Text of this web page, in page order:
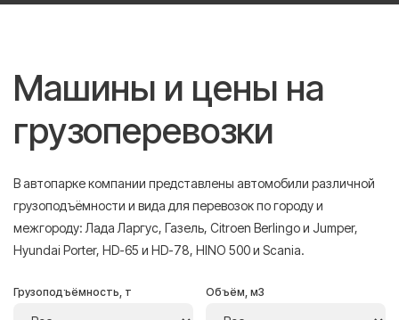
Машины и цены на
грузоперевозки
В автопарке компании представлены автомобили различной
грузоподъёмности и вида для перевозок по городу и
межгороду: Лада Ларгус, Газель, Citroen Berlingo и Jumper,
Hyundai Porter, HD-65 и HD-78, HINO 500 и Scania.
Грузоподъёмность, т Объём, м3